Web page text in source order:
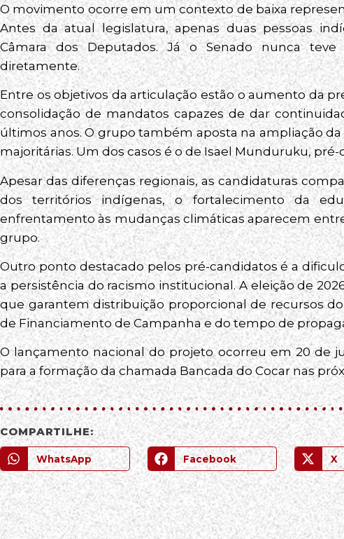
O movimento ocorre em um contexto de baixa
Antes da atual legislatura, apenas duas pessoas
Câmara dos Deputados. Já o Senado nunca
diretamente.
Entre os objetivos da articulação estão o aumento da
consolidação de mandatos capazes de dar
últimos anos. O grupo também aposta na ampliação
majoritárias. Um dos casos é o de Isael Munduruku,
Apesar das diferenças regionais, as candidaturas
dos territórios indígenas, o fortalecimento da
enfrentamento às mudanças climáticas aparecem
grupo.
Outro ponto destacado pelos pré-candidatos é a
a persistência do racismo institucional. A eleição de
que garantem distribuição proporcional de recursos
de Financiamento de Campanha e do tempo de
O lançamento nacional do projeto ocorreu em 20 de
para a formação da chamada Bancada do Cocar nas
COMPARTILHE:
WhatsApp Facebook X